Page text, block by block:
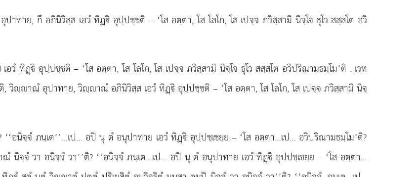
าทาย, กึ อภินิวิสฺส เอวํ ทิฏฺิ อุปฺปชฺชติ – ‘โส อตฺตา, โส โลโก, โส เปจฺจ ภวิสฺสามิ นิจฺโจ ธุโว สสฺสโต อวิ
อวํ ทิฏฺิ อุปฺปชฺชติ – ‘โส อตฺตา, โส โลโก, โส เปจฺจ ภวิสฺสามิ นิจฺโจ ธุโว สสฺสโต อวิปริณามธมฺโม’ติ . เวท
ฺาณํ อุปาทาย, วิฺาณํ อภินิวิสฺส เอวํ ทิฏฺิ อุปฺปชฺชติ – ‘โส อตฺตา, โส โลโก, โส เปจฺจ ภวิสฺสามิ นิจฺ
‘‘อนิจฺจํ ภนฺเต’’…เป… อปิ นุ ตํ อนุปาทาย เอวํทิฏฺิ อุปฺปชฺเชยฺย – ‘โส อตฺตา…เป… อวิปริณามธมฺโม’ติ?
ณํ นิจฺจํ วา อนิจฺจํ วา’’ติ? ‘‘อนิจฺจํ ภนฺเต…เป… อปิ นุ ตํ อนุปาทาย เอวํ ทิฏฺิ อุปฺปชฺเชยฺย – ‘โส อตฺตา…